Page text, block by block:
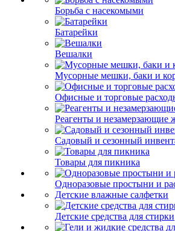
Борьба с насекомыми
Батарейки
Вешалки
Мусорные мешки, баки и
Офисные и торговые
Реагенты и незамерзающие
Садовый и сезонный
Товары для пикника
Одноразовые простыни и
Детские влажные салфетки
Детские средства для стирки